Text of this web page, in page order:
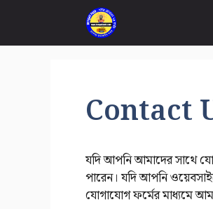
content
Contact
যদি আপনি আমাদের সাথে
পারেন। যদি আপনি
যোগাযোগ ফর্মের মাধ্যমে